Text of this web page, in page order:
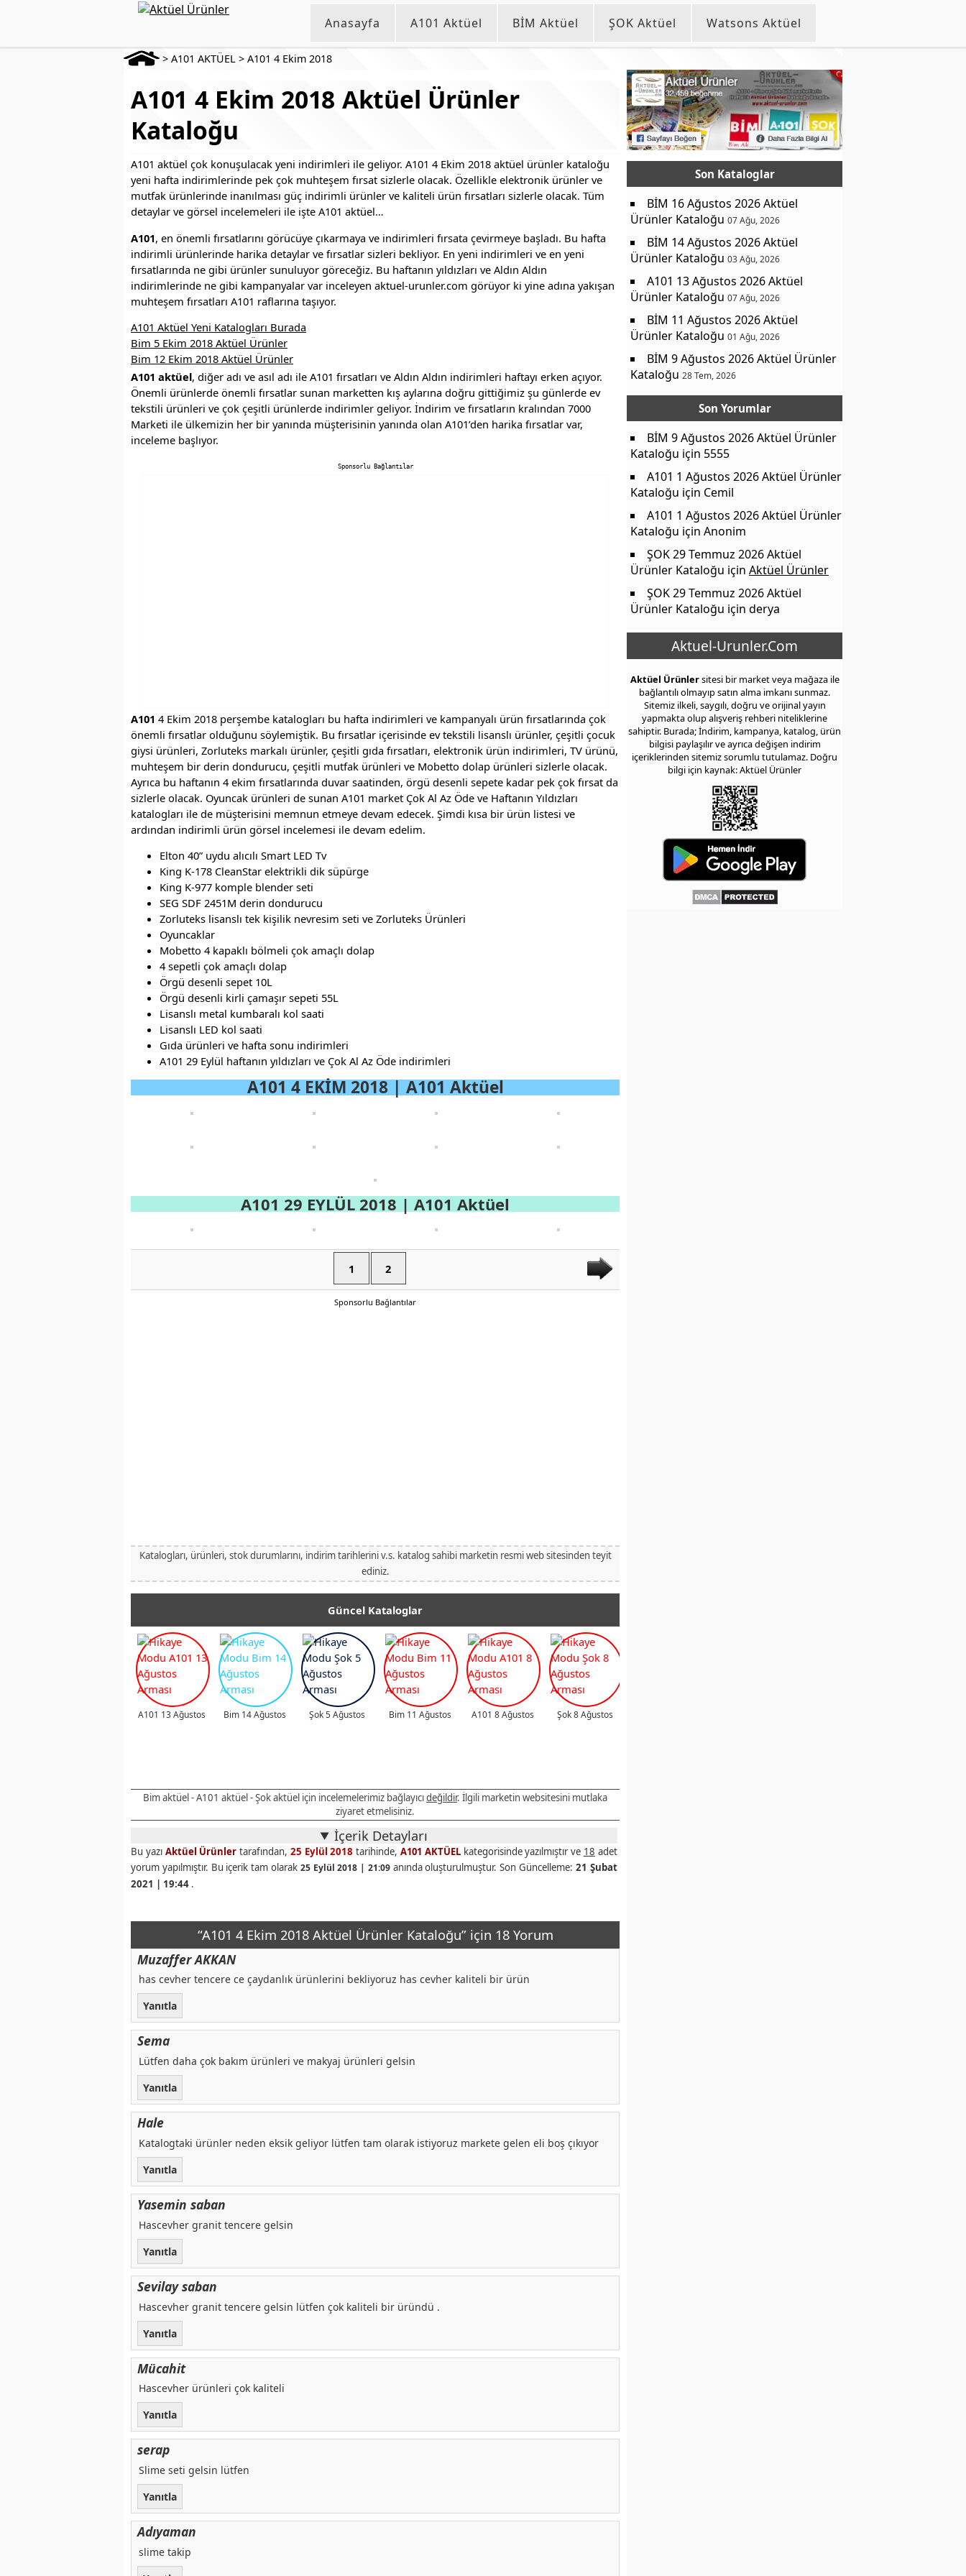
Anasayfa A101 Aktüel BİM Aktüel ŞOK Aktüel Watsons Aktüel
> A101 AKTÜEL > A101 4 Ekim 2018
A101 4 Ekim 2018 Aktüel Ürünler
Kataloğu
A101 aktüel çok konuşulacak yeni indirimleri ile geliyor. A101 4 Ekim 2018 aktüel ürünler kataloğu
yeni hafta indirimlerinde pek çok muhteşem fırsat sizlerle olacak. Özellikle elektronik ürünler ve
mutfak ürünlerinde inanılması güç indirimli ürünler ve kaliteli ürün fırsatları sizlerle olacak. Tüm
detaylar ve görsel incelemeleri ile işte A101 aktüel…
A101, en önemli fırsatlarını görücüye çıkarmaya ve indirimleri fırsata çevirmeye başladı. Bu hafta
indirimli ürünlerinde harika detaylar ve fırsatlar sizleri bekliyor. En yeni indirimleri ve en yeni
fırsatlarında ne gibi ürünler sunuluyor göreceğiz. Bu haftanın yıldızları ve Aldın Aldın
indirimlerinde ne gibi kampanyalar var inceleyen aktuel-urunler.com görüyor ki yine adına yakışan
muhteşem fırsatları A101 raflarına taşıyor.
A101 Aktüel Yeni Katalogları Burada
Bim 5 Ekim 2018 Aktüel Ürünler
Bim 12 Ekim 2018 Aktüel Ürünler
A101 aktüel, diğer adı ve asıl adı ile A101 fırsatları ve Aldın Aldın indirimleri haftayı erken açıyor.
Önemli ürünlerde önemli fırsatlar sunan marketten kış aylarına doğru gittiğimiz şu günlerde ev
tekstili ürünleri ve çok çeşitli ürünlerde indirimler geliyor. İndirim ve fırsatların kralından 7000
Marketi ile ülkemizin her bir yanında müşterisinin yanında olan A101’den harika fırsatlar var,
inceleme başlıyor.
Sponsorlu Bağlantılar
A101 4 Ekim 2018 perşembe katalogları bu hafta indirimleri ve kampanyalı ürün fırsatlarında çok
önemli fırsatlar olduğunu söylemiştik. Bu fırsatlar içerisinde ev tekstili lisanslı ürünler, çeşitli çocuk
giysi ürünleri, Zorluteks markalı ürünler, çeşitli gıda fırsatları, elektronik ürün indirimleri, TV ürünü,
muhteşem bir derin dondurucu, çeşitli mutfak ürünleri ve Mobetto dolap ürünleri sizlerle olacak.
Ayrıca bu haftanın 4 ekim fırsatlarında duvar saatinden, örgü desenli sepete kadar pek çok fırsat da
sizlerle olacak. Oyuncak ürünleri de sunan A101 market Çok Al Az Öde ve Haftanın Yıldızları
katalogları ile de müşterisini memnun etmeye devam edecek. Şimdi kısa bir ürün listesi ve
ardından indirimli ürün görsel incelemesi ile devam edelim.
Elton 40” uydu alıcılı Smart LED Tv
King K-178 CleanStar elektrikli dik süpürge
King K-977 komple blender seti
SEG SDF 2451M derin dondurucu
Zorluteks lisanslı tek kişilik nevresim seti ve Zorluteks Ürünleri
Oyuncaklar
Mobetto 4 kapaklı bölmeli çok amaçlı dolap
4 sepetli çok amaçlı dolap
Örgü desenli sepet 10L
Örgü desenli kirli çamaşır sepeti 55L
Lisanslı metal kumbaralı kol saati
Lisanslı LED kol saati
Gıda ürünleri ve hafta sonu indirimleri
A101 29 Eylül haftanın yıldızları ve Çok Al Az Öde indirimleri
A101 4 EKİM 2018 |A101 Aktüel
A101 29 EYLÜL 2018 | A101 Aktüel
1 2
Sponsorlu Bağlantılar
Katalogları, ürünleri, stok durumlarını, indirim tarihlerini v.s. katalog sahibi marketin resmi web sitesinden teyit
ediniz.
Güncel Kataloglar
A101 13 Ağustos Bim 14 Ağustos Şok 5 Ağustos Bim 11 Ağustos A101 8 Ağustos Şok 8 Ağustos
Bim aktüel - A101 aktüel - Şok aktüel için incelemelerimiz bağlayıcıdeğildir. İlgili marketin websitesini mutlaka
ziyaret etmelisiniz.
İçerik Detayları
Bu yazı Aktüel Ürünler tarafından, 25 Eylül 2018 tarihinde, A101 AKTÜELkategorisinde yazılmıştır ve 18 adet
yorum yapılmıştır. Bu içerik tam olarak 25 Eylül 2018 | 21:09anında oluşturulmuştur. Son Güncelleme: 21 Şubat
2021 | 19:44 .
“A101 4 Ekim 2018 Aktüel Ürünler Kataloğu” için 18 Yorum
Muzaffer AKKAN
has cevher tencere ce çaydanlık ürünlerini bekliyoruz has cevher kaliteli bir ürün
Yanıtla
Sema
Lütfen daha çok bakım ürünleri ve makyaj ürünleri gelsin
Yanıtla
Hale
Katalogtaki ürünler neden eksik geliyor lütfen tam olarak istiyoruz markete gelen eli boş çıkıyor
Yanıtla
Yasemin saban
Hascevher granit tencere gelsin
Yanıtla
Sevilay saban
Hascevher granit tencere gelsin lütfen çok kaliteli bir üründü .
Yanıtla
Mücahit
Hascevher ürünleri çok kaliteli
Yanıtla
serap
Slime seti gelsin lütfen
Yanıtla
Adıyaman
slime takip
Son Kataloglar
BİM 16 Ağustos 2026 Aktüel
Ürünler Kataloğu 07 Ağu, 2026
BİM 14 Ağustos 2026 Aktüel
Ürünler Kataloğu 03 Ağu, 2026
A101 13 Ağustos 2026 Aktüel
Ürünler Kataloğu 07 Ağu, 2026
BİM 11 Ağustos 2026 Aktüel
Ürünler Kataloğu 01 Ağu, 2026
BİM 9 Ağustos 2026 Aktüel Ürünler
Kataloğu 28 Tem, 2026
Son Yorumlar
BİM 9 Ağustos 2026 Aktüel Ürünler
Kataloğu için 5555
A101 1 Ağustos 2026 Aktüel Ürünler
Kataloğu için Cemil
A101 1 Ağustos 2026 Aktüel Ürünler
Kataloğu için Anonim
ŞOK 29 Temmuz 2026 Aktüel
Ürünler Kataloğu için Aktüel Ürünler
ŞOK 29 Temmuz 2026 Aktüel
Ürünler Kataloğu için derya
Aktuel-Urunler.Com
Aktüel Ürünlersitesi bir market veya mağaza ile
bağlantılı olmayıp satın alma imkanı sunmaz.
Sitemiz ilkeli, saygılı, doğru ve orijinal yayın
yapmakta olup alışveriş rehberi niteliklerine
sahiptir. Burada; İndirim, kampanya, katalog, ürün
bilgisi paylaşılır ve ayrıca değişen indirim
içeriklerinden sitemiz sorumlu tutulamaz. Doğru
bilgi için kaynak: Aktüel Ürünler